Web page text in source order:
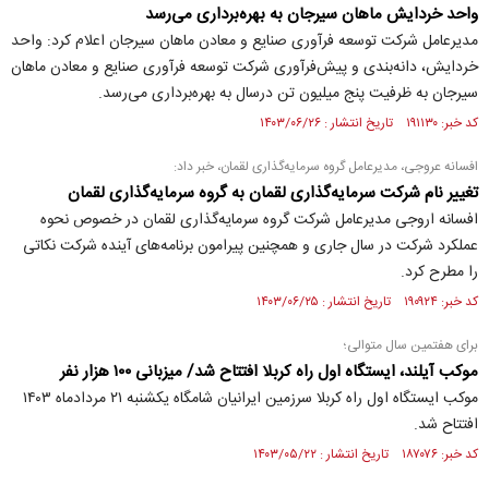
واحد خردایش ماهان سیرجان به بهره‌برداری می‌رسد
مدیرعامل شرکت توسعه فرآوری صنایع و معادن ماهان سیرجان اعلام کرد: واحد
خردایش، دانه‌بندی و پیش‌فرآوری شرکت توسعه فرآوری صنایع و معادن ماهان
سیرجان به ظرفیت پنج میلیون تن درسال به بهره‌برداری می‌رسد.
کد خبر: ۱۹۱۱۳۰ تاریخ انتشار : ۱۴۰۳/۰۶/۲۶
افسانه عروجی، مدیرعامل گروه سرمایه‌گذاری لقمان، خبر داد:
تغییر نام شرکت سرمایه‌گذاری لقمان به گروه سرمایه‌گذاری لقمان
افسانه اروجی مدیرعامل شرکت گروه سرمایه‌گذاری لقمان در خصوص نحوه
عملکرد شرکت در سال جاری و همچنین پیرامون برنامه‌های آینده شرکت نکاتی
را مطرح کرد.
کد خبر: ۱۹۰۹۲۴ تاریخ انتشار : ۱۴۰۳/۰۶/۲۵
برای هفتمین سال متوالی؛
موکب آیلند، ایستگاه اول راه کربلا افتتاح شد/ میزبانی ۱۰۰ هزار نفر
موکب ایستگاه اول راه کربلا سرزمین ایرانیان شامگاه یکشنبه ۲۱ مردادماه ۱۴۰۳
افتتاح شد.
کد خبر: ۱۸۷۰۷۶ تاریخ انتشار : ۱۴۰۳/۰۵/۲۲